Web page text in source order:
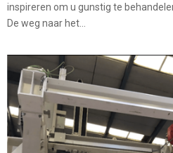
inspireren om u gunstig te
De weg naar het...